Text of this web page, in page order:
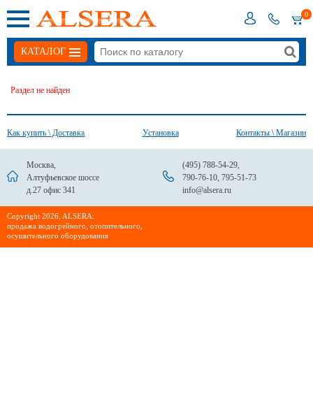
0
КАТАЛОГ
Раздел не найден
Как купить \ Доставка Установка Контакты \ Магазин
Москва,
Алтуфьевское шоссе
д.27 офис 341
(495) 788-54-29,
790-76-10, 795-51-73
info@alsera.ru
Сopyright 2026, ALSERA:
продажа водогрейного, отопительного,
осушительного оборудования